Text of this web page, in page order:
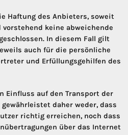
Haftung des Anbieters, soweit
keine abweichende
In diesem Fall gilt
auch für die persönliche
und Erfüllungsgehilfen des
Einfluss auf den Transport der
daher weder, dass
richtig erreichen, noch dass
über das Internet